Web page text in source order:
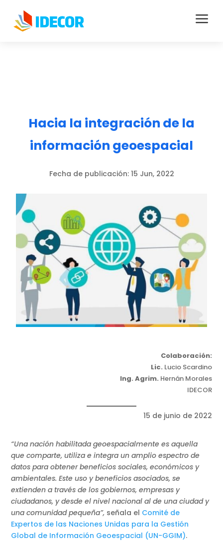
a
Hacia la integración de la
información geoespacial
Fecha de publicación: 15 Jun, 2022
Colaboración:
Lic. Lucio Scardino
Ing. Agrim. Hernán Morales
IDECOR
15 de junio de 2022
“Una nación habilitada geoespacialmente es aquella
que comparte, utiliza e integra un amplio espectro de
datos para obtener beneficios sociales, económicos y
ambientales. Este uso y beneficios asociados, se
extienden a través de los gobiernos, empresas y
ciudadanos, y desde el nivel nacional al de una ciudad y
una comunidad pequeña”, señala el Comité de
Expertos de las Naciones Unidas para la Gestión
Global de Información Geoespacial (UN-GGIM).